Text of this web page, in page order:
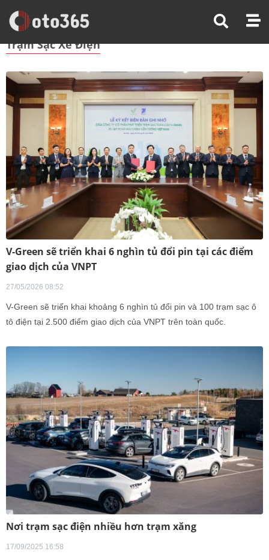
Trang Chủ Trạm Sạc Xe Điện
Trạm Sạc Xe Điện
V-Green sẽ triển khai 6 nghìn tủ đổi pin tại các điểm
giao dịch của VNPT
27/05/2026 08:52
V-Green sẽ triển khai khoảng 6 nghìn tủ đổi pin và 100 trạm sạc ô
tô điện tại 2.500 điểm giao dịch của VNPT trên toàn quốc.
Nơi trạm sạc điện nhiều hơn trạm xăng
17/09/2025 16:58